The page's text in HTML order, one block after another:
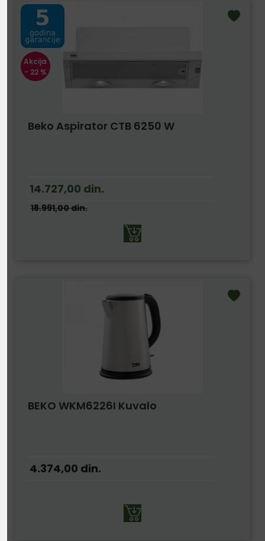
Akcija
- 22 %
Beko Aspirator CTB 6250 W
14.727,00 din.
18.991,00din.
BEKO WKM6226I Kuvalo
4.374,00 din.